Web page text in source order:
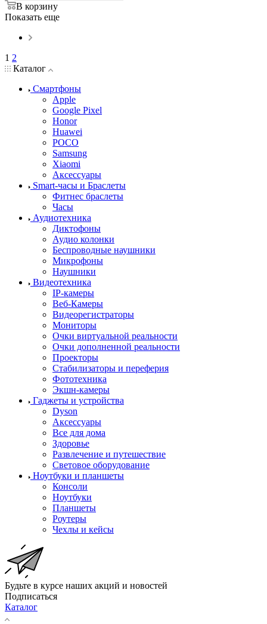
В корзину
Показать еще
1 2
Каталог
Смартфоны
Apple
Google Pixel
Honor
Huawei
POCO
Samsung
Xiaomi
Аксессуары
Smart-часы и Браслеты
Фитнес браслеты
Часы
Аудиотехника
Диктофоны
Аудио колонки
Беспроводные наушники
Микрофоны
Наушники
Видеотехника
IP-камеры
Веб-Камеры
Видеорегистраторы
Мониторы
Очки виртуальной реальности
Очки дополненной реальности
Проекторы
Стабилизаторы и переферия
Фототехника
Экшн-камеры
Гаджеты и устройства
Dyson
Аксессуары
Все для дома
Здоровье
Развлечение и путешествие
Световое оборудование
Ноутбуки и планшеты
Консоли
Ноутбуки
Планшеты
Роутеры
Чехлы и кейсы
Будьте в курсе наших акций и новостей
Подписаться
Каталог